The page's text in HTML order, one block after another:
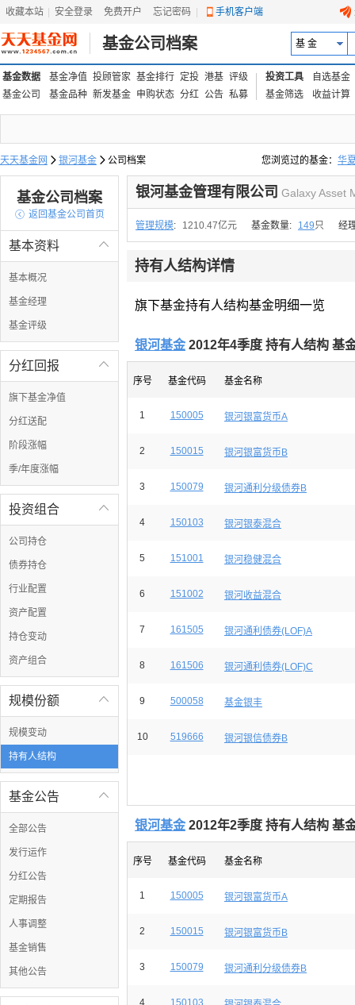
收藏本站 安全登录 免费开户 忘记密码 手机客户端
基金公司档案 基 金
基金数据 基金净值 投顾管家 基金排行 定投 港基 评级
基金公司
基金品种 新发基金 申购状态 分红 公告 私募
投资工具
自选基金
基金筛选
收益计算
天天基金网  银河基金  公司档案 您浏览过的基金： 华
易方达上证中盘ETF联
基金公司档案
 返回基金公司首页

基本资料
基本概况
基金经理
基金评级

分红回报
旗下基金净值
分红送配
阶段涨幅
季/年度涨幅

投资组合
公司持仓
债券持仓
行业配置
资产配置
持仓变动
资产组合

规模份额
规模变动
持有人结构

基金公告
全部公告
发行运作
分红公告
定期报告
人事调整
基金销售
其他公告
银河基金管理有限公司 Galaxy Asset
管理规模: 1210.47亿元 基金数量: 149只 经
持有人结构详情
旗下基金持有人结构基金明细一览
银河基金 2012年4季度 持有人结构 基
序号 基金代码 基金名称
1 150005 银河银富货币A
2 150015 银河银富货币B
3 150079 银河通利分级债券B
4 150103 银河银泰混合
5 151001 银河稳健混合
6 151002 银河收益混合
7 161505 银河通利债券(LOF)A
8 161506 银河通利债券(LOF)C
9 500058 基金银丰
10 519666 银河银信债券B
银河基金 2012年2季度 持有人结构 基
序号 基金代码 基金名称
1 150005 银河银富货币A
2 150015 银河银富货币B
3 150079 银河通利分级债券B
4 150103